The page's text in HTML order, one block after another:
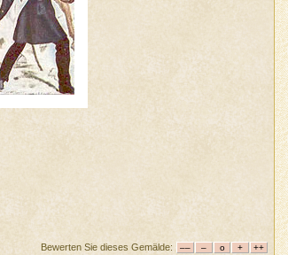
Bewerten Sie dieses Gemälde: